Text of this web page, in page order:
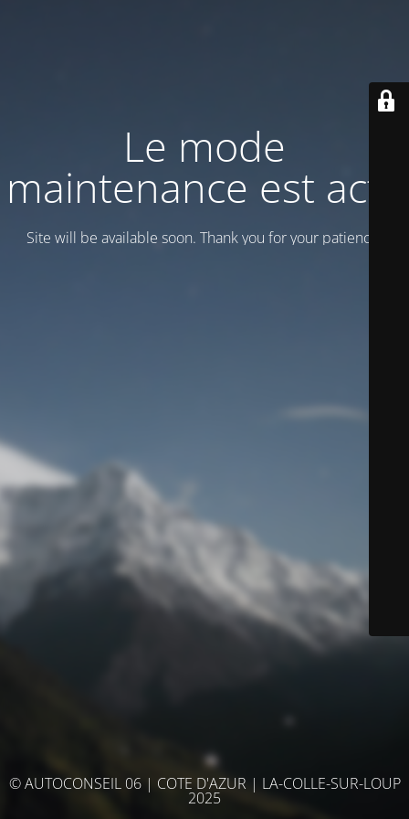
Le mode
maintenance est actif
Site will be available soon. Thank you for your patience!
© AUTOCONSEIL 06 | COTE D'AZUR | LA-COLLE-SUR-LOUP
2025